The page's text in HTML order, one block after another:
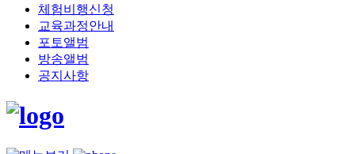
체험비행신청
교육과정안내
포토앨범
방송앨범
공지사항